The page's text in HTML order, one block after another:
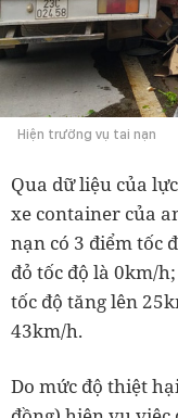
Hiện trường vụ tai nạn
Qua dữ liệu của
xe container của
nạn có 3 điểm tốc
đỏ tốc độ là 0km/
tốc độ tăng lên
43km/h.
Do mức độ thiệt